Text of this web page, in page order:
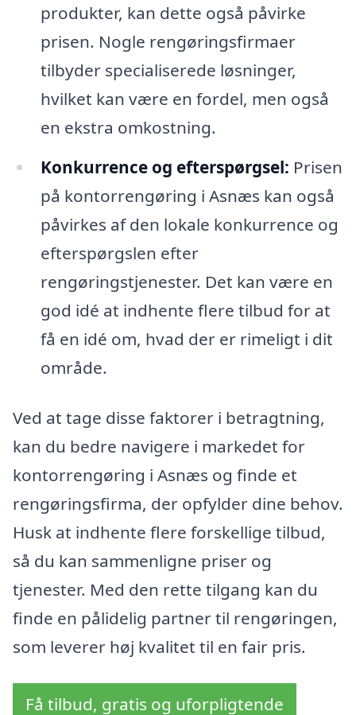
produkter, kan dette også påvirke
prisen. Nogle rengøringsfirmaer
tilbyder specialiserede løsninger,
hvilket kan være en fordel, men også
en ekstra omkostning.
Konkurrence og efterspørgsel: Prisen
på kontorrengøring i Asnæs kan også
påvirkes af den lokale konkurrence og
efterspørgslen efter
rengøringstjenester. Det kan være en
god idé at indhente flere tilbud for at
få en idé om, hvad der er rimeligt i dit
område.
Ved at tage disse faktorer i betragtning,
kan du bedre navigere i markedet for
kontorrengøring i Asnæs og finde et
rengøringsfirma, der opfylder dine behov.
Husk at indhente flere forskellige tilbud,
så du kan sammenligne priser og
tjenester. Med den rette tilgang kan du
finde en pålidelig partner til rengøringen,
som leverer høj kvalitet til en fair pris.
Få tilbud, gratis og uforpligtende